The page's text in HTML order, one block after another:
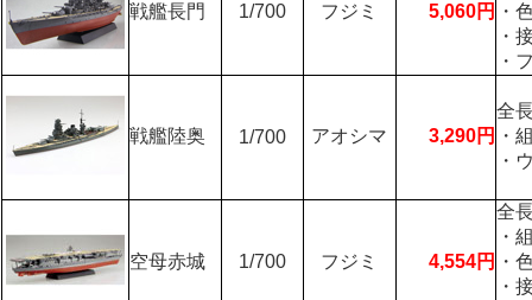
戦艦長門 1/700 フジミ 5,060円
・
・
・
戦艦陸奥 1/700 アオシマ 3,290円
全
・
・
空母赤城 1/700 フジミ 4,554円
全
・
・
・